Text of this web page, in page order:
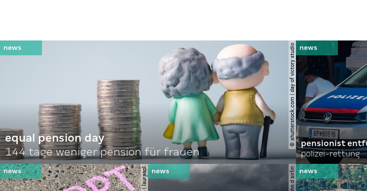
© shutterstock.com | day of victory studio
equal pension day
144 tage weniger pension für frauen
pensionist
polizei-rettung